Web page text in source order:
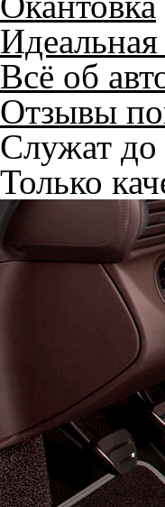
Всё об
Отзывы
Служат до
Только